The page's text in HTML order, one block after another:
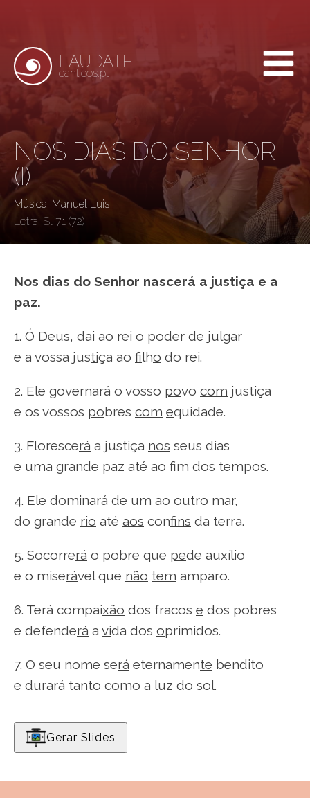
LAUDATE
canticos.pt
NOS DIAS DO SENHOR
(I)
Música: Manuel Luis
Letra: Sl 71 (72)
Nos dias do Senhor nascerá a justiça e a
paz.
1. Ó Deus, dai ao rei o poder de julgar
e a vossa justiça ao filho do rei.
2. Ele governará o vosso povo com justiça
e os vossos pobres com equidade.
3. Florescerá a justiça nos seus dias
e uma grande paz até ao fim dos tempos.
4. Ele dominará de um ao outro mar,
do grande rio até aos confins da terra.
5. Socorrerá o pobre que pede auxílio
e o miserável que não tem amparo.
6. Terá compaixão dos fracos e dos pobres
e defenderá a vida dos oprimidos.
7. O seu nome será eternamente bendito
e durará tanto como a luz do sol.
Gerar Slides